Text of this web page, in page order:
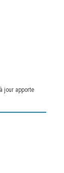
jour apporte